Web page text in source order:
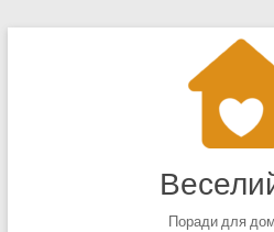
Поради для